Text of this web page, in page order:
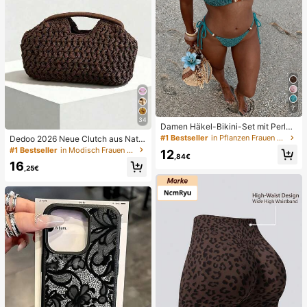
34
Dedoo 2026 Neue Clutch aus Natur
faser, handgewebte Raffia-Gras So
oho Chic
#1 Bestseller in Modisch Frauen Clutches
16 ,25€
7
Damen Häkel-Bikini-Set mit Perle
n, Neckholder, rückenfrei, sexy, 2-t
eignet für Strand, Urlaub und Poolp
#1 Bestseller in Pflanzen Frauen Bikini-Sets
12 ,84€